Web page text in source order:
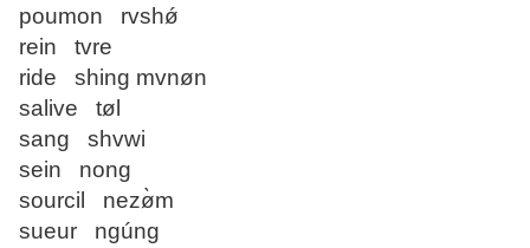
poumon rvshǿ
rein tvre
ride shing mvnøn
salive tøl
sang shvwi
sein nong
sourcil nezø̀m
sueur ngúng